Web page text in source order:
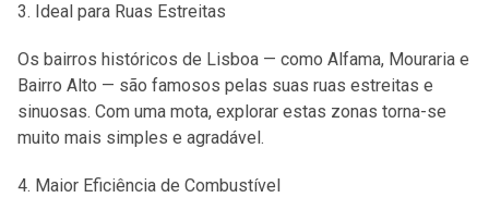
Ideal para Ruas Estreitas
Os bairros históricos de Lisboa — como Alfama, Mouraria e
Bairro Alto — são famosos pelas suas ruas estreitas e
sinuosas. Com uma mota, explorar estas zonas torna-se
muito mais simples e agradável.
Maior Eficiência de Combustível